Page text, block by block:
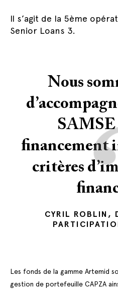
Il s’agit de la 5ème
Senior Loans 3.
Nous
SAMSE
financement
critères
CYRIL ROBLIN,
Les fonds de la gamme Artemid
gestion de portefeuille CAPZA